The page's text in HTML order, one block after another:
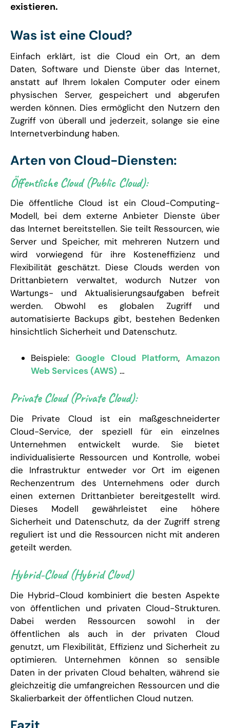
existieren.
Was ist eine Cloud?
Einfach erklärt, ist die Cloud ein Ort, an dem
Daten, Software und Dienste über das Internet,
anstatt auf Ihrem lokalen Computer oder einem
physischen Server, gespeichert und abgerufen
werden können. Dies ermöglicht den Nutzern den
Zugriff von überall und jederzeit, solange sie eine
Internetverbindung haben.
Arten von Cloud-Diensten:
Öffentliche Cloud (Public Cloud):
Die öffentliche Cloud ist ein Cloud-Computing-
Modell, bei dem externe Anbieter Dienste über
das Internet bereitstellen. Sie teilt Ressourcen, wie
Server und Speicher, mit mehreren Nutzern und
wird vorwiegend für ihre Kosteneffizienz und
Flexibilität geschätzt. Diese Clouds werden von
Drittanbietern verwaltet, wodurch Nutzer von
Wartungs- und Aktualisierungsaufgaben befreit
werden. Obwohl es globalen Zugriff und
automatisierte Backups gibt, bestehen Bedenken
hinsichtlich Sicherheit und Datenschutz.
Beispiele:Google Cloud Platform, Amazon
Web Services (AWS) …
Private Cloud (Private Cloud):
Die Private Cloud ist ein maßgeschneiderter
Cloud-Service, der speziell für ein einzelnes
Unternehmen entwickelt wurde. Sie bietet
individualisierte Ressourcen und Kontrolle, wobei
die Infrastruktur entweder vor Ort im eigenen
Rechenzentrum des Unternehmens oder durch
einen externen Drittanbieter bereitgestellt wird.
Dieses Modell gewährleistet eine höhere
Sicherheit und Datenschutz, da der Zugriff streng
reguliert ist und die Ressourcen nicht mit anderen
geteilt werden.
Hybrid-Cloud (Hybrid Cloud)
Die Hybrid-Cloud kombiniert die besten Aspekte
von öffentlichen und privaten Cloud-Strukturen.
Dabei werden Ressourcen sowohl in der
öffentlichen als auch in der privaten Cloud
genutzt, um Flexibilität, Effizienz und Sicherheit zu
optimieren. Unternehmen können so sensible
Daten in der privaten Cloud behalten, während sie
gleichzeitig die umfangreichen Ressourcen und die
Skalierbarkeit der öffentlichen Cloud nutzen.